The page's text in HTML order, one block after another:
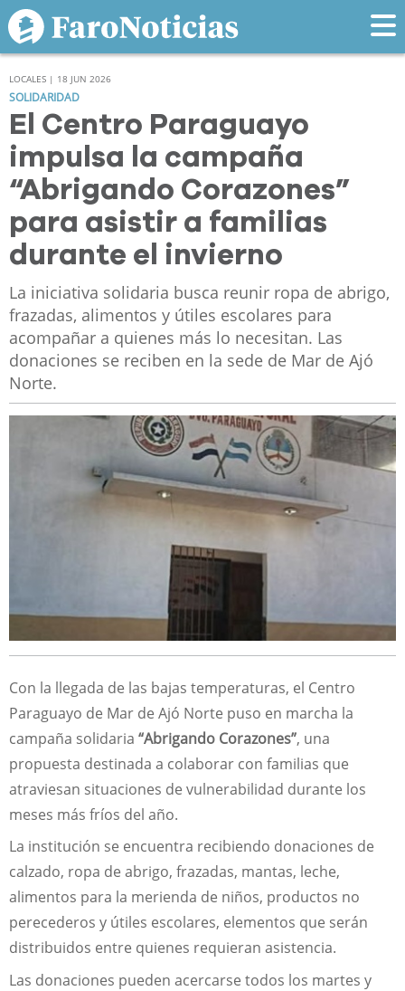
LOCALES | 18 JUN 2026
SOLIDARIDAD
El Centro Paraguayo
impulsa la campaña
“Abrigando Corazones”
para asistir a familias
durante el invierno
La iniciativa solidaria busca reunir ropa de abrigo,
frazadas, alimentos y útiles escolares para
acompañar a quienes más lo necesitan. Las
donaciones se reciben en la sede de Mar de Ajó
Norte.
Con la llegada de las bajas temperaturas, el Centro
Paraguayo de Mar de Ajó Norte puso en marcha la
campaña solidaria “Abrigando Corazones”, una
propuesta destinada a colaborar con familias que
atraviesan situaciones de vulnerabilidad durante los
meses más fríos del año.
La institución se encuentra recibiendo donaciones de
calzado, ropa de abrigo, frazadas, mantas, leche,
alimentos para la merienda de niños, productos no
perecederos y útiles escolares, elementos que serán
distribuidos entre quienes requieran asistencia.
Las donaciones pueden acercarse todos los martes y